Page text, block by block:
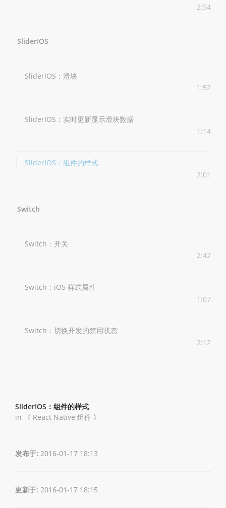
2:54
SliderIOS
SliderIOS：滑块
1:52
SliderIOS：实时更新显示滑块数据
1:14
SliderIOS：组件的样式
2:01
Switch
Switch：开关
2:42
Switch：iOS 样式属性
1:07
Switch：切换开发的禁用状态
2:12
SliderIOS：组件的样式
in 《 React Native 组件 》
发布于: 2016-01-17 18:13
更新于: 2016-01-17 18:15